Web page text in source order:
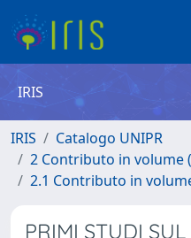
IRIS
IRIS
Catalogo UNIPR
2 Contributo in volume
2.1 Contributo in
PRIMI STUDI